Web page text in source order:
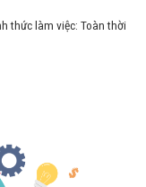
thức làm việc: Toàn thời